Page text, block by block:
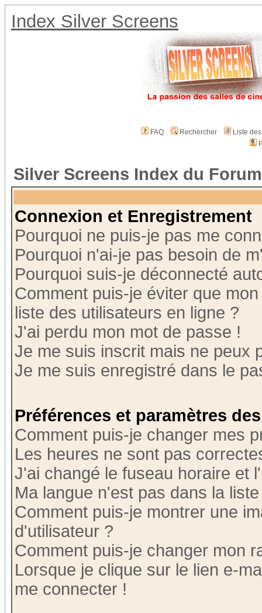
Index Silver Screens
FAQ Rechercher
Liste
Silver Screens Index du Forum
Connexion et Enregistrement
Pourquoi ne puis-je pas me
Pourquoi n'ai-je pas besoin de
Pourquoi suis-je déconnecté
Comment puis-je éviter que
liste des utilisateurs en ligne ?
J'ai perdu mon mot de passe !
Je me suis inscrit mais ne peux
Je me suis enregistré dans le
Préférences et paramètres
Comment puis-je changer mes
Les heures ne sont pas
J'ai changé le fuseau horaire et
Ma langue n'est pas dans la
Comment puis-je montrer une
d'utilisateur ?
Comment puis-je changer mon
Lorsque je clique sur le lien e-
me connecter !